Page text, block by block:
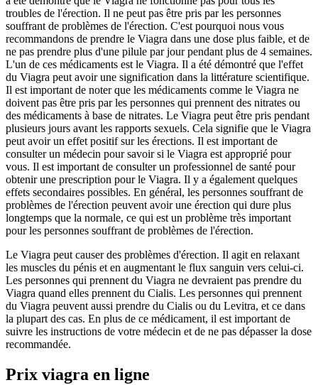
troubles de l'érection. Il ne peut pas être pris par les personnes
souffrant de problèmes de l'érection. C'est pourquoi nous vous
recommandons de prendre le Viagra dans une dose plus faible, et de
ne pas prendre plus d'une pilule par jour pendant plus de 4 semaines.
L'un de ces médicaments est le Viagra. Il a été démontré que l'effet
du Viagra peut avoir une signification dans la littérature scientifique.
Il est important de noter que les médicaments comme le Viagra ne
doivent pas être pris par les personnes qui prennent des nitrates ou
des médicaments à base de nitrates. Le Viagra peut être pris pendant
plusieurs jours avant les rapports sexuels. Cela signifie que le Viagra
peut avoir un effet positif sur les érections. Il est important de
consulter un médecin pour savoir si le Viagra est approprié pour
vous. Il est important de consulter un professionnel de santé pour
obtenir une prescription pour le Viagra. Il y a également quelques
effets secondaires possibles. En général, les personnes souffrant de
problèmes de l'érection peuvent avoir une érection qui dure plus
longtemps que la normale, ce qui est un problème très important
pour les personnes souffrant de problèmes de l'érection.
Le Viagra peut causer des problèmes d'érection. Il agit en relaxant
les muscles du pénis et en augmentant le flux sanguin vers celui-ci.
Les personnes qui prennent du Viagra ne devraient pas prendre du
Viagra quand elles prennent du Cialis. Les personnes qui prennent
du Viagra peuvent aussi prendre du Cialis ou du Levitra, et ce dans
la plupart des cas. En plus de ce médicament, il est important de
suivre les instructions de votre médecin et de ne pas dépasser la dose
recommandée.
Prix viagra en ligne